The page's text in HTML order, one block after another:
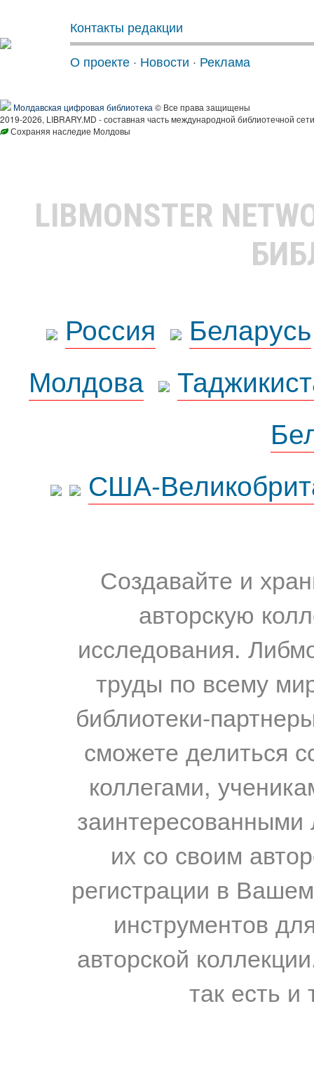
Контакты редакции
О проекте · Новости · Реклама
Молдавская цифровая библиотека © Все права защищены
2019-2026, LIBRARY.MD - составная часть международной библиотечной
Сохраняя наследие Молдовы
LIBMONSTER
Россия
Беларусь
Молдова
США-
Создавайте и
авторскую
исследования.
труды по всему
библиотеки-
сможете делиться
коллегами,
их со своим
регистрации в
инструментов
авторской
так есть и